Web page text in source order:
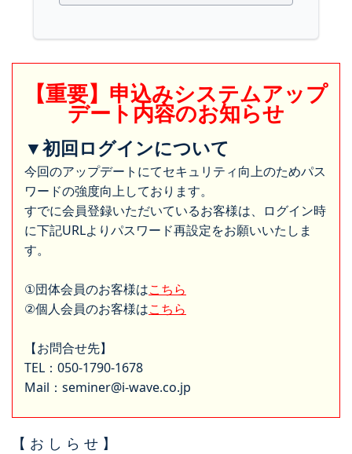
【重要】申込みシステムアップ
デート内容のお知らせ
▼初回ログインについて
今回のアップデートにてセキュリティ向上のためパス
ワードの強度向上しております。
すでに会員登録いただいているお客様は、ログイン時
に下記URLよりパスワード再設定をお願いいたしま
す。
①団体会員のお客様はこちら
②個人会員のお客様はこちら
【お問合せ先】
TEL：050-1790-1678
Mail：seminer@i-wave.co.jp
【 お し ら せ 】